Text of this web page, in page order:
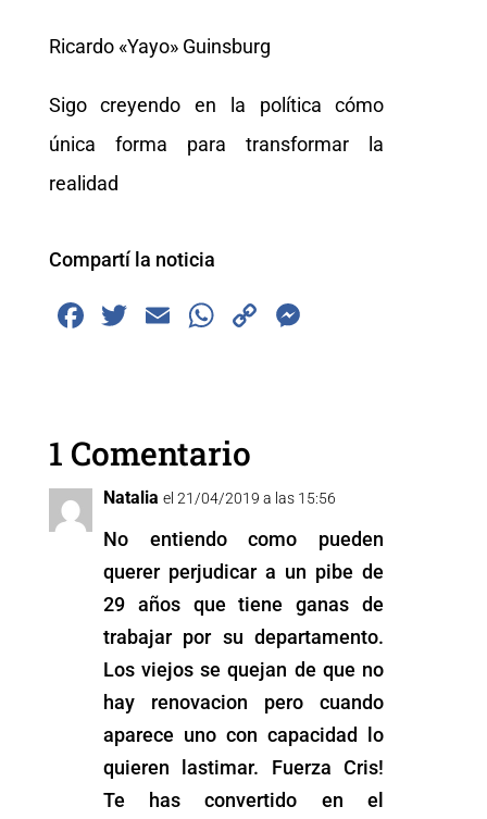
Ricardo «Yayo» Guinsburg
Sigo creyendo en la política cómo
única forma para transformar la
realidad
Compartí la noticia
F
b
o
o
k
T
E
W
A
p
C
n
g
1 Comentario
Natalia el 21/04/2019 a las 15:56
No entiendo como pueden
querer perjudicar a un pibe de
29 años que tiene ganas de
trabajar por su departamento.
Los viejos se quejan de que no
hay renovacion pero cuando
aparece uno con capacidad lo
quieren lastimar. Fuerza Cris!
Te has convertido en el